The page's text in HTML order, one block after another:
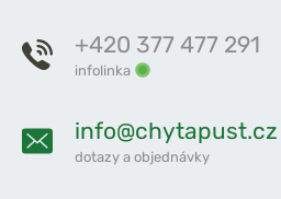
+420 377 477 291
infolinka
info@chytapust.cz
dotazy a objednávky